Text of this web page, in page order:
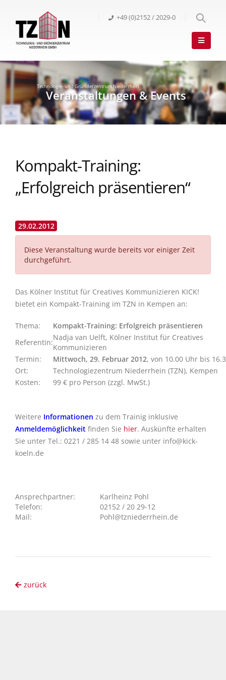
+49 (0)2152 / 2029-0
Kompakt-Training:
„Erfolgreich präsentieren“
29.02.2012
Diese Veranstaltung wurde bereits vor einiger Zeit
durchgeführt.
Das Kölner Institut für Creatives Kommunizieren KICK!
bietet ein Kompakt-Training im TZN in Kempen an:
Thema:
Kompakt-Training: Erfolgreich präsentieren
Referentin:
Nadja van Uelft, Kölner Institut für Creatives
Kommunizieren
Termin:
Mittwoch, 29. Februar 2012, von 10.00 Uhr bis
Ort:
Technologiezentrum Niederrhein (TZN), Kempen
Kosten:
99 € pro Person (zzgl. MwSt.)
Weitere Informationen zu dem Trainig inklusive
Anmeldemöglichkeit finden Sie hier. Auskünfte erhalten
Sie unter Tel.: 0221 / 285 14 48 sowie unter info@kick-
koeln.de
Ansprechpartner:
Karlheinz Pohl
Telefon:
02152 / 20 29-12
Mail:
Pohl@tzniederrhein.de
zurück